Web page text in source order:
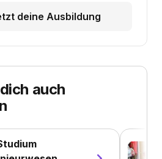
deine Ausbildung
auch